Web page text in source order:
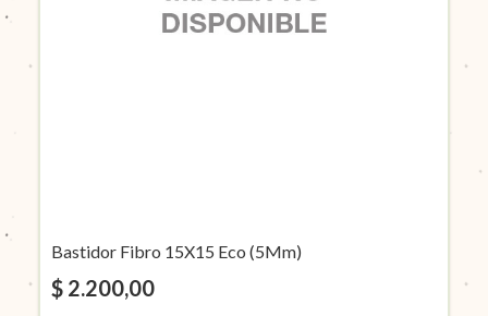
Bastidor Fibro 15X15 Eco (5Mm)
$ 2.200,00